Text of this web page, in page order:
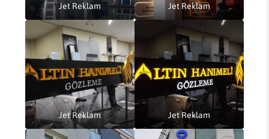
Jet Reklam Jet Reklam
Jet Reklam Jet Reklam